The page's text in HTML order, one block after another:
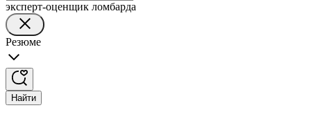
эксперт-оценщик ломбарда
Резюме
Найти